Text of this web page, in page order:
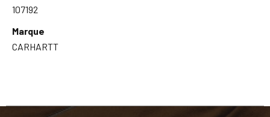
107192
Marque
CARHARTT